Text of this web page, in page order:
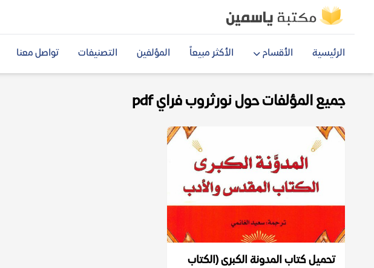
الرئيسية الأقسام الأكثر مبيعاً المؤلفين التصنيفات تواصل معنا
جميع المؤلفات حول نورثروب فراي pdf
تحميل كتاب المدونة الكبرى (الكتاب